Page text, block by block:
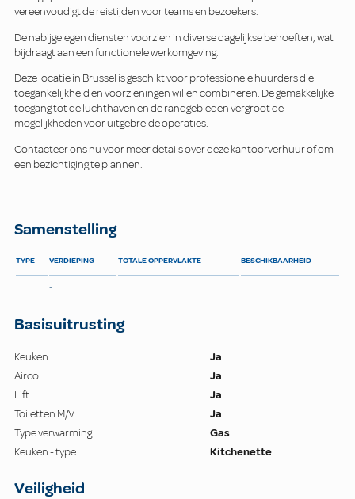
vereenvoudigt de reistijden voor teams en bezoekers.
De nabijgelegen diensten voorzien in diverse dagelijkse behoeften, wat
bijdraagt aan een functionele werkomgeving.
Deze locatie in Brussel is geschikt voor professionele huurders die
toegankelijkheid en voorzieningen willen combineren. De gemakkelijke
toegang tot de luchthaven en de randgebieden vergroot de
mogelijkheden voor uitgebreide operaties.
Contacteer ons nu voor meer details over deze kantoorverhuur of om
een bezichtiging te plannen.
Samenstelling
TYPE VERDIEPING TOTALE OPPERVLAKTE BESCHIKBAARHEID
-
Basisuitrusting
Keuken
Ja
Airco
Ja
Lift
Ja
Toiletten M/V
Ja
Type verwarming
Gas
Keuken - type
Kitchenette
Veiligheid